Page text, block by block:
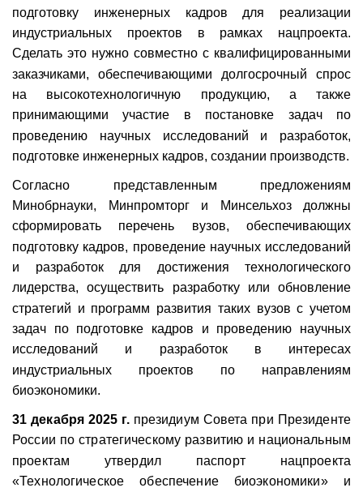
подготовку инженерных кадров для реализации
индустриальных проектов в рамках нацпроекта.
Сделать это нужно совместно с квалифицированными
заказчиками, обеспечивающими долгосрочный спрос
на высокотехнологичную продукцию, а также
принимающими участие в постановке задач по
проведению научных исследований и разработок,
подготовке инженерных кадров, создании производств.
Согласно представленным предложениям
Минобрнауки, Минпромторг и Минсельхоз должны
сформировать перечень вузов, обеспечивающих
подготовку кадров, проведение научных исследований
и разработок для достижения технологического
лидерства, осуществить разработку или обновление
стратегий и программ развития таких вузов с учетом
задач по подготовке кадров и проведению научных
исследований и разработок в интересах
индустриальных проектов по направлениям
биоэкономики.
31 декабря 2025 г.президиум Совета при Президенте
России по стратегическому развитию и национальным
проектам утвердил паспорт нацпроекта
«Технологическое обеспечение биоэкономики» и